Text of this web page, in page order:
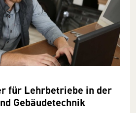
für Lehrbetriebe in der
Gebäudetechnik